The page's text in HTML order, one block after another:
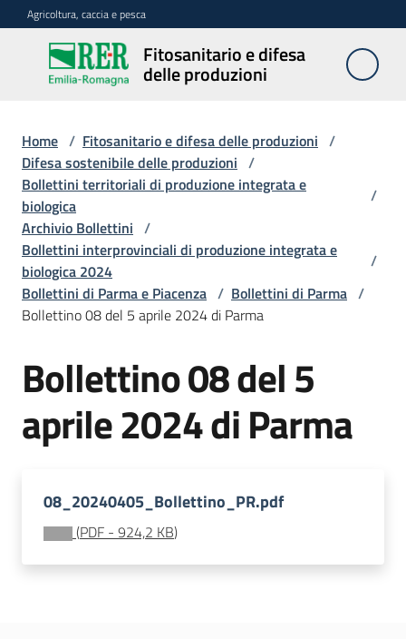
Vai al contenuto
Vai alla navigazione
Vai al footer
Agricoltura, caccia e pesca
Fitosanitario e difesa
delle produzioni
Fitosanitario
e difesa
produzioni
Avversità
delle
piante
Sorveglianza
Difesa
sostenibile
Vivaismo
sementi
Home / Fitosanitario e difesa delle produzioni /
Difesa sostenibile delle produzioni /
Bollettini territoriali di produzione integrata e
biologica
/
Archivio Bollettini /
Bollettini interprovinciali di produzione integrata e
biologica 2024
/
Bollettini di Parma e Piacenza / Bollettini di Parma /
Bollettino 08 del 5 aprile 2024 di Parma
Bollettino 08 del 5
aprile 2024 di Parma
08_20240405_Bollettino_PR.pdf
(PDF - 924,2 KB)